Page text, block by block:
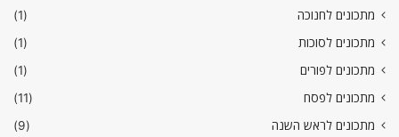
מתכונים לחנוכה
(1)
מתכונים לסוכות
(1)
מתכונים לפורים
(1)
מתכונים לפסח
(11)
מתכונים לראש השנה
(9)